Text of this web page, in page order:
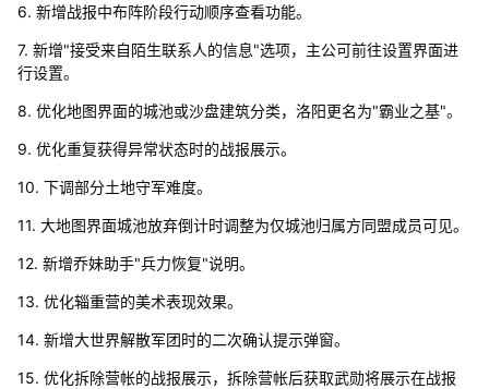
6. 新增战报中布阵阶段行动顺序查看功能。
7. 新增"接受来自陌生联系人的信息"选项，主公可前往设置界面进
行设置。
8. 优化地图界面的城池或沙盘建筑分类，洛阳更名为"霸业之基"。
9. 优化重复获得异常状态时的战报展示。
10. 下调部分土地守军难度。
11. 大地图界面城池放弃倒计时调整为仅城池归属方同盟成员可见。
12. 新增乔妹助手"兵力恢复"说明。
13. 优化辎重营的美术表现效果。
14. 新增大世界解散军团时的二次确认提示弹窗。
15. 优化拆除营帐的战报展示，拆除营帐后获取武勋将展示在战报